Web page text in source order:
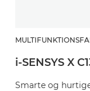
i-SENSYS X
Smarte og